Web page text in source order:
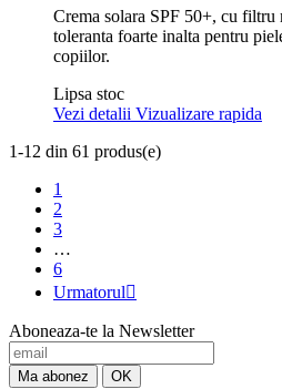
Crema solara SPF 50+, cu filtru
toleranta foarte inalta pentru
copiilor.
Lipsa stoc
Vezi detalii Vizualizare rapida
1-12 din 61 produs(e)
1
2
3
…
6
Urmatorul
Aboneaza-te la Newsletter